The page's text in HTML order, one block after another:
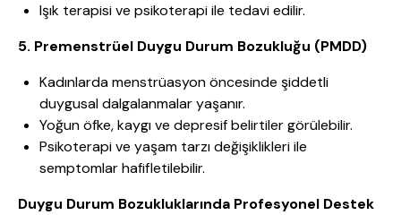
Işık terapisi ve psikoterapi ile tedavi edilir.
5. Premenstrüel Duygu Durum Bozukluğu (PMDD)
Kadınlarda menstrüasyon öncesinde şiddetli
duygusal dalgalanmalar yaşanır.
Yoğun öfke, kaygı ve depresif belirtiler görülebilir.
Psikoterapi ve yaşam tarzı değişiklikleri ile
semptomlar hafifletilebilir.
Duygu Durum Bozukluklarında Profesyonel Destek